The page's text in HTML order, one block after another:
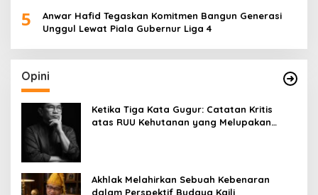
5
Anwar Hafid Tegaskan Komitmen Bangun Generasi
Unggul Lewat Piala Gubernur Liga 4
Opini
Ketika Tiga Kata Gugur: Catatan Kritis
atas RUU Kehutanan yang Melupakan
Akhlak Melahirkan Sebuah Kebenaran
dalam Perspektif Budaya Kaili